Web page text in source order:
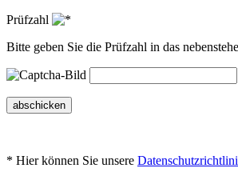
Prüfzahl
Bitte geben Sie die Prüfzahl in das
abschicken
* Hier können Sie unsere